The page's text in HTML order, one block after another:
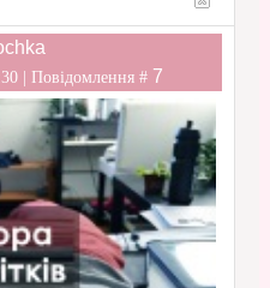
| Повідомлення # 7